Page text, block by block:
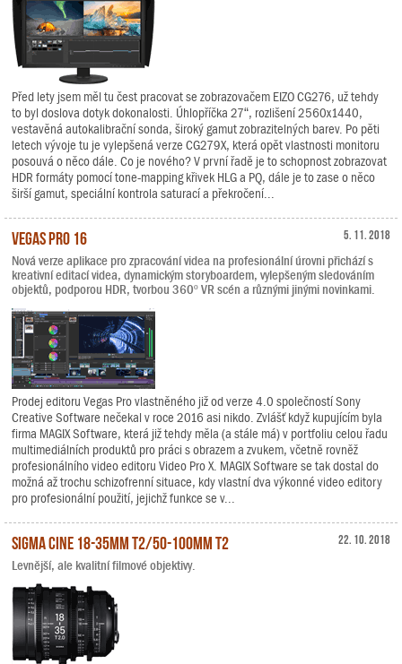
Před lety jsem měl tu čest pracovat se zobrazovačem EIZO CG276, už tehdy
to byl doslova dotyk dokonalosti. Úhlopříčka 27“, rozlišení 2560x1440,
vestavěná autokalibrační sonda, široký gamut zobrazitelných barev. Po pěti
letech vývoje tu je vylepšená verze CG279X, která opět vlastnosti monitoru
posouvá o něco dále. Co je nového? V první řadě je to schopnost zobrazovat
HDR formáty pomocí tone-mapping křivek HLG a PQ, dále je to zase o něco
širší gamut, speciální kontrola saturací a překročení...
5. 11. 2018
Vegas Pro 16
Nová verze aplikace pro zpracování videa na profesionální úrovni přichází s
kreativní editací videa, dynamickým storyboardem, vylepšeným sledováním
objektů, podporou HDR, tvorbou 360º VR scén a různými jinými novinkami.
Prodej editoru Vegas Pro vlastněného již od verze 4.0 společností Sony
Creative Software nečekal v roce 2016 asi nikdo. Zvlášť když kupujícím byla
firma MAGIX Software, která již tehdy měla (a stále má) v portfoliu celou řadu
multimediálních produktů pro práci s obrazem a zvukem, včetně rovněž
profesionálního video editoru Video Pro X. MAGIX Software se tak dostal do
možná až trochu schizofrenní situace, kdy vlastní dva výkonné video editory
pro profesionální použití, jejichž funkce se v...
22. 10. 2018
Sigma Cine 18-35mm T2/50-100mm T2
Levnější, ale kvalitní filmové objektivy.